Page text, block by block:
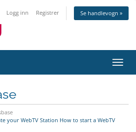
Logg inn Registrer Se handlevogn »
Bytt
your WebTV Station How to start a WebTV